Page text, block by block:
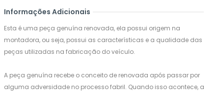
Informações Adicionais
Esta é uma peça genuína renovada, ela possui origem na
montadora, ou seja, possui as características e a qualidade das
peças utilizadas na fabricação do veículo.
A peça genuína recebe o conceito de renovada após passar por
alguma adversidade no processo fabril. Quando isso acontece, a